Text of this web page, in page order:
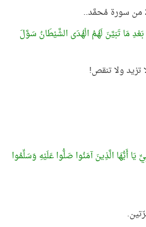
مَا تَبَيَّنَ لَهُمُ الْهُدَى الشَّيْطَانُ سَوَّلَ
تزيد ولا تنقص!
يَا أَيُّهَا الَّذِينَ آمَنُوا صَلُّوا عَلَيْهِ وَسَلِّمُوا